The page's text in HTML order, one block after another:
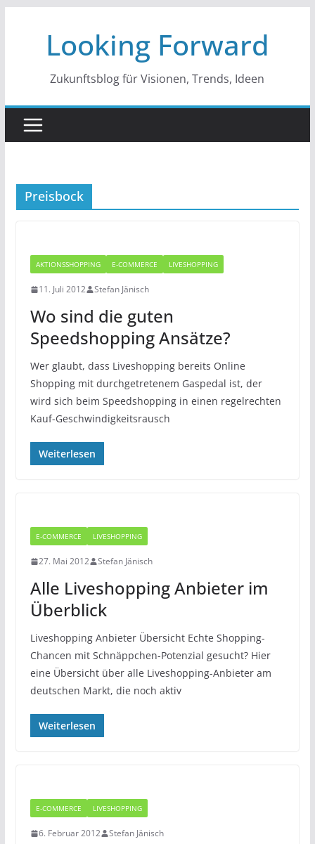
springenLooking Forward
Zukunftsblog für Visionen, Trends, Ideen
Preisbock
AKTIONSSHOPPING E-COMMERCE LIVESHOPPING
11. Juli 2012 Stefan Jänisch
Wo sind die guten
Speedshopping Ansätze?
Wer glaubt, dass Liveshopping bereits Online
Shopping mit durchgetretenem Gaspedal ist, der
wird sich beim Speedshopping in einen regelrechten
Kauf-Geschwindigkeitsrausch
Weiterlesen
E-COMMERCE LIVESHOPPING
27. Mai 2012 Stefan Jänisch
Alle Liveshopping Anbieter im
Überblick
Liveshopping Anbieter Übersicht Echte Shopping-
Chancen mit Schnäppchen-Potenzial gesucht? Hier
eine Übersicht über alle Liveshopping-Anbieter am
deutschen Markt, die noch aktiv
Weiterlesen
E-COMMERCE LIVESHOPPING
6. Februar 2012 Stefan Jänisch